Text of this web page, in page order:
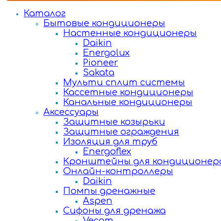
Каталог
Бытовые кондиционеры
Настенные кондиционеры
Daikin
Energolux
Pioneer
Sakata
Мульти сплит системы
Кассетные кондиционеры
Канальные кондиционеры
Аксессуары
Защитные козырьки
Защитные ограждения
Изоляция для труб
Energoflex
Кронштейны для
Онлайн-контроллеры
Daikin
Помпы дренажные
Aspen
Сифоны для дренажа